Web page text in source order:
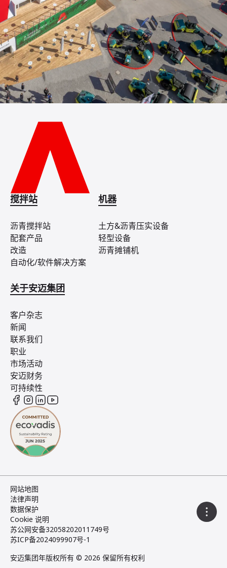
搅拌站
沥青搅拌站
配套产品
改造
自动化/软件解决方案
机器
土方&沥青压实设备
轻型设备
沥青摊铺机
关于安迈集团
客户杂志
新闻
联系我们
职业
市场活动
安迈财务
可持续性
网站地图
法律声明
数据保护
Cookie 说明
苏公网安备32058202011749号
苏ICP备2024099907号-1
安迈集团年版权所有 © 2026 保留所有权利